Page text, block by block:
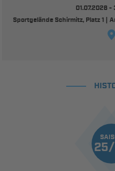
01.07.2026
Sportgelände Schirmitz, Platz 1 |